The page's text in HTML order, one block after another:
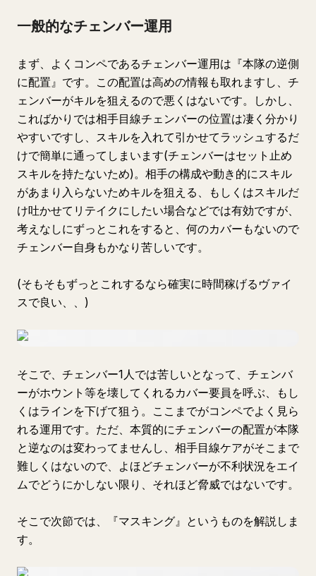
一般的なチェンバー運用
まず、よくコンペであるチェンバー運用は『本隊の逆側
に配置』です。この配置は高めの情報も取れますし、チ
ェンバーがキルを狙えるので悪くはないです。しかし、
こればかりでは相手目線チェンバーの位置は凄く分かり
やすいですし、スキルを入れて引かせてラッシュするだ
けで簡単に通ってしまいます(チェンバーはセット止め
スキルを持たないため)。相手の構成や動き的にスキル
があまり入らないためキルを狙える、もしくはスキルだ
け吐かせてリテイクにしたい場合などでは有効ですが、
考えなしにずっとこれをすると、何のカバーもないので
チェンバー自身もかなり苦しいです。
(そもそもずっとこれするなら確実に時間稼げるヴァイ
スで良い、、)
そこで、チェンバー1人では苦しいとなって、チェンバ
ーがホウント等を壊してくれるカバー要員を呼ぶ、もし
くはラインを下げて狙う。ここまでがコンペでよく見ら
れる運用です。ただ、本質的にチェンバーの配置が本隊
と逆なのは変わってませんし、相手目線ケアがそこまで
難しくはないので、よほどチェンバーが不利状況をエイ
ムでどうにかしない限り、それほど脅威ではないです。
そこで次節では、『マスキング』というものを解説しま
す。